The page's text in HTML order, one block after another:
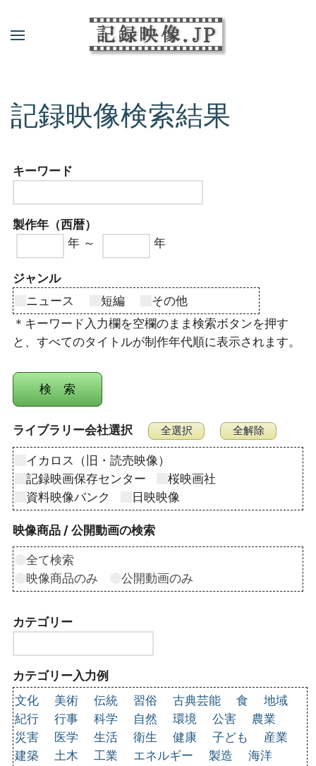
記録映像検索結果
キーワード
製作年（西暦）
年 ～
年
ジャンル
ニュース
短編
その他
＊キーワード入力欄を空欄のまま検索ボタンを押す
と、すべてのタイトルが制作年代順に表示されます。
ライブラリー会社選択
イカロス（旧・読売映像）
記録映画保存センター
桜映画社
資料映像バンク
日映映像
映像商品 / 公開動画の検索
全て検索
映像商品のみ
公開動画のみ
カテゴリー
カテゴリー入力例
文化
美術 伝統 習俗 古典芸能 食
地域
紀行
行事 科学 自然 環境 公害
農業
災害
医学 生活 衛生 健康 子ども
産業
建築
土木 工業 エネルギー 製造
海洋